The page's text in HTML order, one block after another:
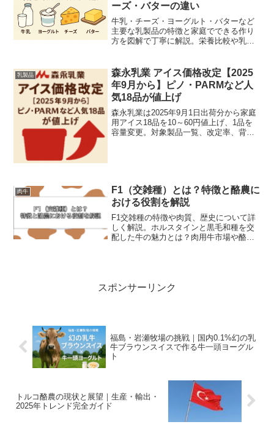
ーズ・バターの違い
牛乳・チーズ・ヨーグルト・バターなど
主要な乳製品の特徴と家庭でできる作り
方を図解で丁寧に解説。栄養比較や乳糖
敗しないコツ付きで、今すぐ試せる簡単
手順を掲載。
乳製品
森永乳業 アイス価格改定【2025
年9月から】ピノ・PARMなど人
気18品が値上げ
森永乳業は2025年9月1日出荷分から家庭
用アイス18品を10～60円値上げ、1品を
容量変更。対象製品一覧、改定率、背景
肉牛
F1（交雑種）とは？特徴と酪農に
おける役割を解説
F1交雑種の特徴や肉質、歴史について詳
しく解説。ホルスタインと黒毛和種を交
配した牛の魅力とは？肉用牛市場や酪農
スポンサーリンク
福島・岩瀬牧場の挑戦｜国内0.1%幻の乳
牛ブラウンスイスで作る牛一頭ヨーグル
ト
トルコ酪農の現状と展望｜生産・輸出・
2025年トレンド完全ガイド